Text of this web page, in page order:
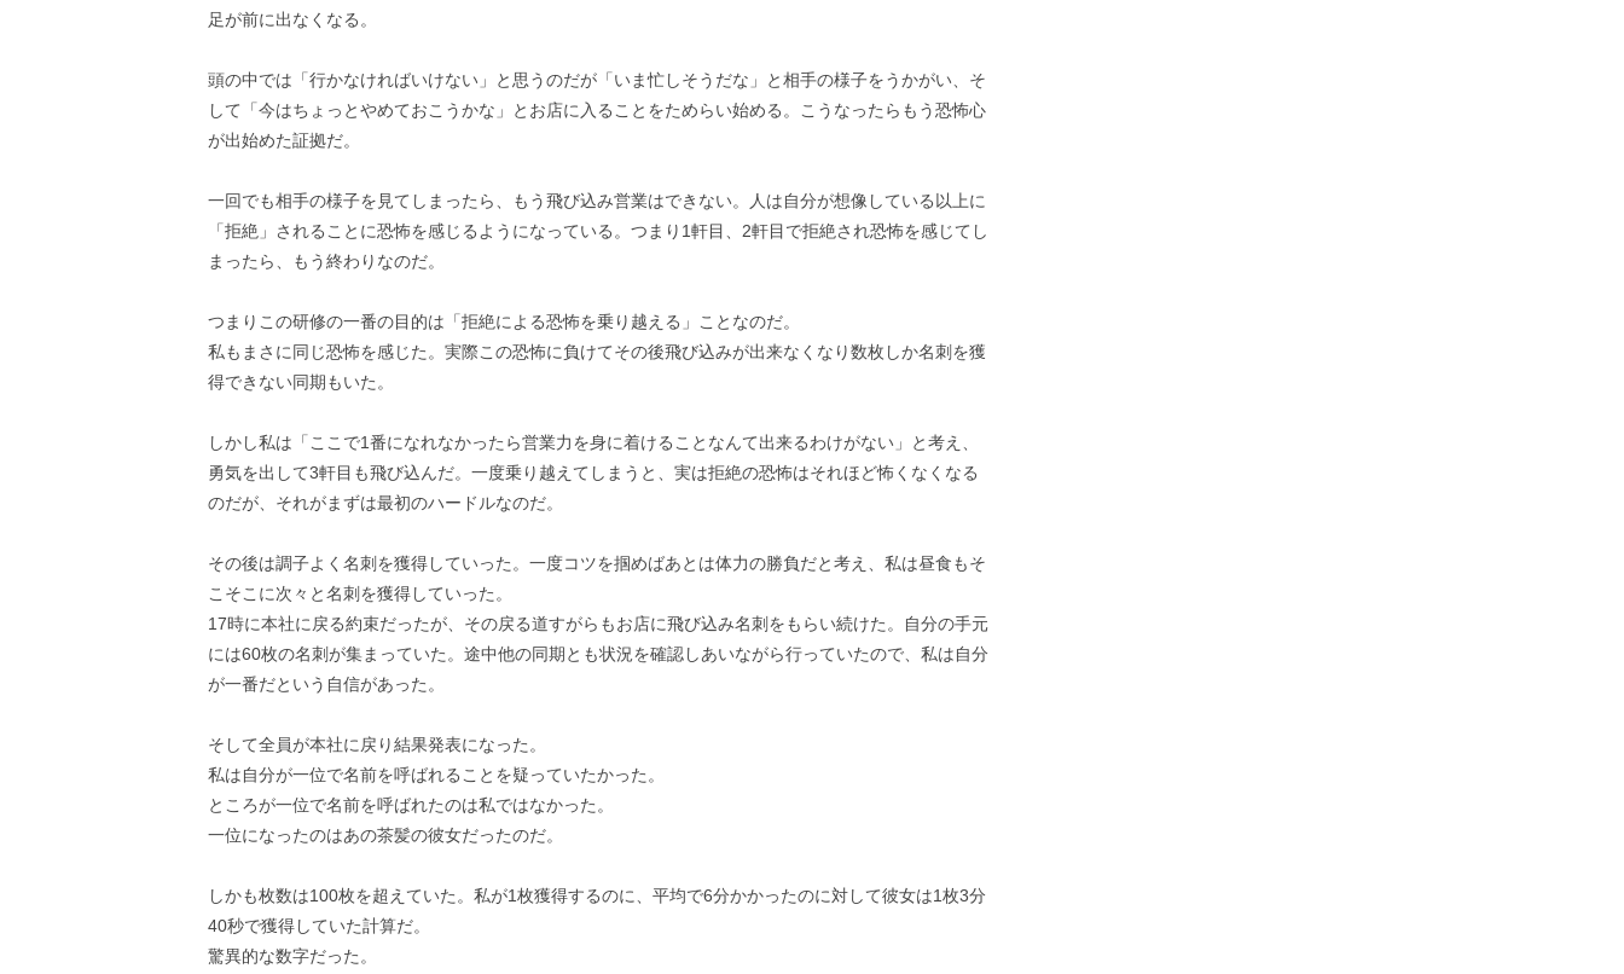
足が前に出なくなる。
頭の中では「行かなければいけない」と思うのだが「いま忙しそうだな」と相手の様子をうかがい、そ
して「今はちょっとやめておこうかな」とお店に入ることをためらい始める。こうなったらもう恐怖心
が出始めた証拠だ。
一回でも相手の様子を見てしまったら、もう飛び込み営業はできない。人は自分が想像している以上に
「拒絶」されることに恐怖を感じるようになっている。つまり1軒目、2軒目で拒絶され恐怖を感じてし
まったら、もう終わりなのだ。
つまりこの研修の一番の目的は「拒絶による恐怖を乗り越える」ことなのだ。
私もまさに同じ恐怖を感じた。実際この恐怖に負けてその後飛び込みが出来なくなり数枚しか名刺を獲
得できない同期もいた。
しかし私は「ここで1番になれなかったら営業力を身に着けることなんて出来るわけがない」と考え、
勇気を出して3軒目も飛び込んだ。一度乗り越えてしまうと、実は拒絶の恐怖はそれほど怖くなくなる
のだが、それがまずは最初のハードルなのだ。
その後は調子よく名刺を獲得していった。一度コツを掴めばあとは体力の勝負だと考え、私は昼食もそ
こそこに次々と名刺を獲得していった。
17時に本社に戻る約束だったが、その戻る道すがらもお店に飛び込み名刺をもらい続けた。自分の手元
には60枚の名刺が集まっていた。途中他の同期とも状況を確認しあいながら行っていたので、私は自分
が一番だという自信があった。
そして全員が本社に戻り結果発表になった。
私は自分が一位で名前を呼ばれることを疑っていたかった。
ところが一位で名前を呼ばれたのは私ではなかった。
一位になったのはあの茶髪の彼女だったのだ。
しかも枚数は100枚を超えていた。私が1枚獲得するのに、平均で6分かかったのに対して彼女は1枚3分
40秒で獲得していた計算だ。
驚異的な数字だった。